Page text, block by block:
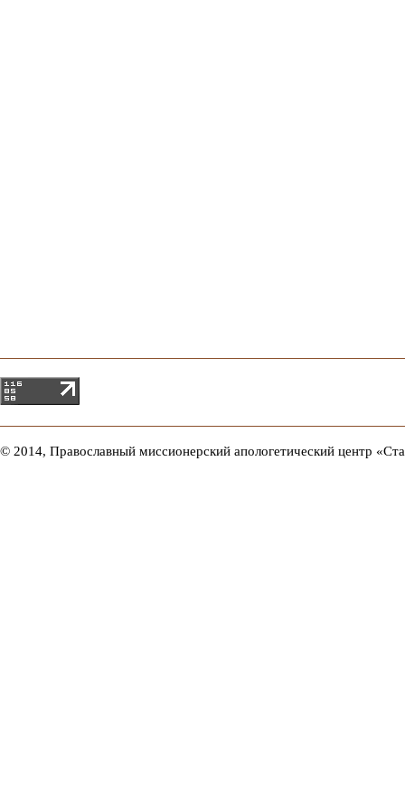
© 2014, Православный миссионерский апологетический центр